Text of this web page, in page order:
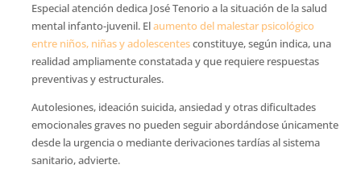
Especial atención dedica José Tenorio a la situación de la salud
mental infanto-juvenil. Elaumento del malestar psicológico
entre niños, niñas y adolescentesconstituye, según indica, una
realidad ampliamente constatada y que requiere respuestas
preventivas y estructurales.
Autolesiones, ideación suicida, ansiedad y otras dificultades
emocionales graves no pueden seguir abordándose únicamente
desde la urgencia o mediante derivaciones tardías al sistema
sanitario, advierte.